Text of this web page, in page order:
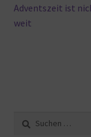
Adventszeit ist
weit
Suche
nach: